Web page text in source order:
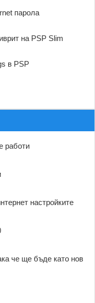
парола
на PSP Slim
в PSP
работи
настройките
че ще бъде като нов